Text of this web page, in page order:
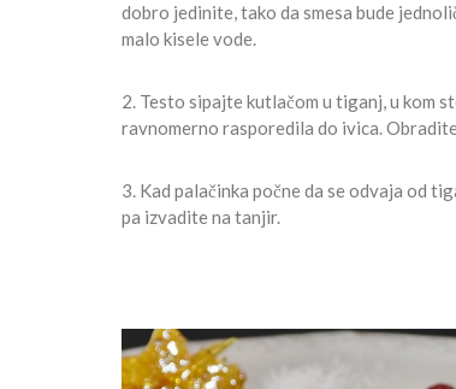
dobro jedinite, tako da smesa bude
malo kisele vode.
2. Testo sipajte kutlačom u tiganj, u kom
ravnomerno rasporedila do ivica.
3. Kad palačinka počne da se odvaja od
pa izvadite na tanjir.